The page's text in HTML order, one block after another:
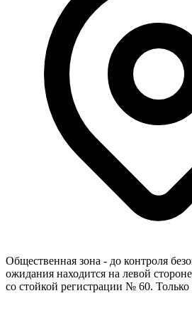
Общественная зона - до контроля
ожидания находится на левой
со стойкой регистрации № 60.